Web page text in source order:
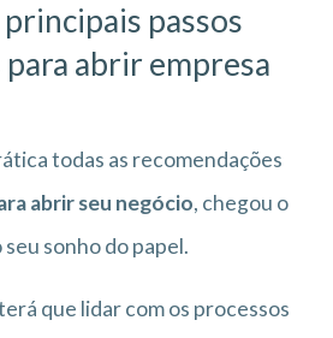
passos
abrir empresa
todas as recomendações
abrir seu negócio, chegou o
sonho do papel.
que lidar com os processos